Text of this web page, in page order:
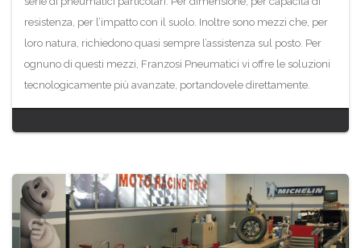
resistenza, per l’impatto con il suolo. Inoltre sono mezzi che, per
loro natura, richiedono quasi sempre l’assistenza sul posto. Per
ognuno di questi mezzi, Franzosi Pneumatici vi offre le soluzioni
tecnologicamente più avanzate, portandovele direttamente.